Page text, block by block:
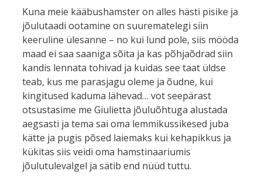
Kuna meie kääbushamster on alles hästi pisike ja
jõulutaadi ootamine on suurematelegi siin
keeruline ülesanne – no kui lund pole, siis mööda
maad ei saa saaniga sõita ja kas põhjaõdrad siin
kandis lennata tohivad ja kuidas see taat üldse
teab, kus me parasjagu oleme ja õudne, kui
kingitused kaduma lähevad… vot seepärast
otsustasime me Giulietta jõuluõhtuga alustada
aegsasti ja tema sai oma lemmikussikesed juba
kätte ja pugis põsed laiemaks kui kehapikkus ja
kükitas siis veidi oma hamstinaariumis
jõulutulevalgel ja sätib end nüüd tuttu.